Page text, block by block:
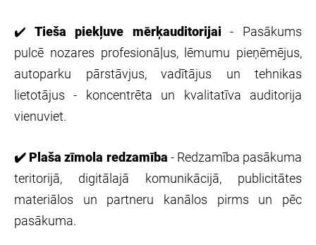
✔️ Tieša piekļuve mērķauditorijai-
Pasākums
pulcē nozares profesionāļus, lēmumu pieņēmējus,
autoparku pārstāvjus, vadītājus un tehnikas
lietotājus - koncentrēta un kvalitatīva auditorija
vienuviet.
✔️ Plaša zīmola redzamība - Redzamība pasākuma
teritorijā, digitālajā komunikācijā, publicitātes
materiālos un partneru kanālos pirms un pēc
pasākuma.